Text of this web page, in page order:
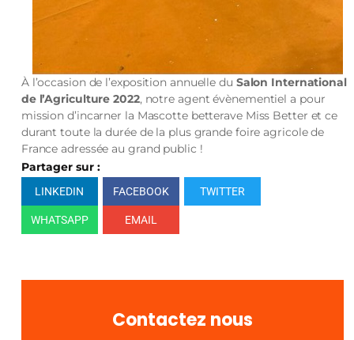
À l’occasion de l’exposition annuelle du Salon International
de l’Agriculture 2022, notre agent évènementiel a pour
mission d’incarner la Mascotte betterave Miss Better et ce
durant toute la durée de la plus grande foire agricole de
France adressée au grand public !
Partager sur :
LINKEDIN FACEBOOK TWITTER
WHATSAPP EMAIL
Contactez nous